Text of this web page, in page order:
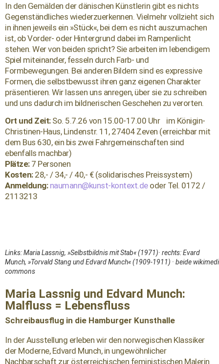
In den Gemälden der dänischen Künstlerin gibt es nichts
Gegenständliches wiederzuerkennen. Vielmehr vollzieht sich
in ihnen jeweils ein »Stück«, bei dem es nicht auszumachen
ist, ob Vorder- oder Hintergrund dabei im Rampenlicht
stehen. Wer von beiden spricht? Sie arbeiten im lebendigem
Spiel miteinander, fesseln durch Farb- und
Formbewegungen. Bei anderen Bildern sind es expressive
Formen, die selbstbewusst ihren ganz eigenen Charakter
präsentieren. Wir lassen uns anregen, über sie zu schreiben
und uns dadurch im bildnerischen Geschehen zu verorten.
Ort und Zeit: So. 5.7.26 von 15.00-17.00 Uhrim Königin-
Christinen-Haus, Lindenstr. 11, 27404 Zeven (erreichbar mit
dem Bus 630, ein bis zwei Fahrgemeinschaften sind
ebenfalls machbar)
Plätze:7 Personen
Kosten: 28,- / 34,- / 40,- € (solidarisches Preissystem)
Anmeldung: naumann@kunst-kontext.de oder Tel. 0172 /
2113213
Links: Maria Lassnig, »Selbstbildnis mit Stab« (1971)· rechts: Evard
Munch, »Torvald Stang und Edvard Munch« (1909-1911) · beide
commons
Maria Lassnig und Edvard Munch:
Malfluss = Lebensfluss
Schreibausflug in die Hamburger Kunsthalle
In der Ausstellung erleben wir den norwegischen Klassiker
der Moderne, Edvard Munch, in ungewöhnlicher
Nachbarschaft zur österreichischen feministischen Malerin